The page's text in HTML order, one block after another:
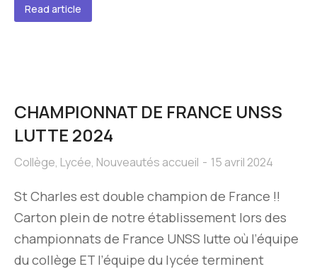
Read article
CHAMPIONNAT DE FRANCE UNSS
LUTTE 2024
Collège, Lycée, Nouveautés accueil 15 avril 2024
St Charles est double champion de France !!
Carton plein de notre établissement lors des
championnats de France UNSS lutte où l’équipe
du collège ET l’équipe du lycée terminent